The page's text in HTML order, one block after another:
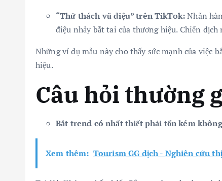
“Thử thách vũ điệu” trên TikTok:Nhãn
điệu nhảy bắt tai của thương hiệu. Chiến
Những ví dụ mẫu này cho thấy sức mạnh của
hiệu.
Câu hỏi thường
Bắt trend có nhất thiết phải tốn kém
Xem thêm: Tourism GG dịch - Nghiên cứu